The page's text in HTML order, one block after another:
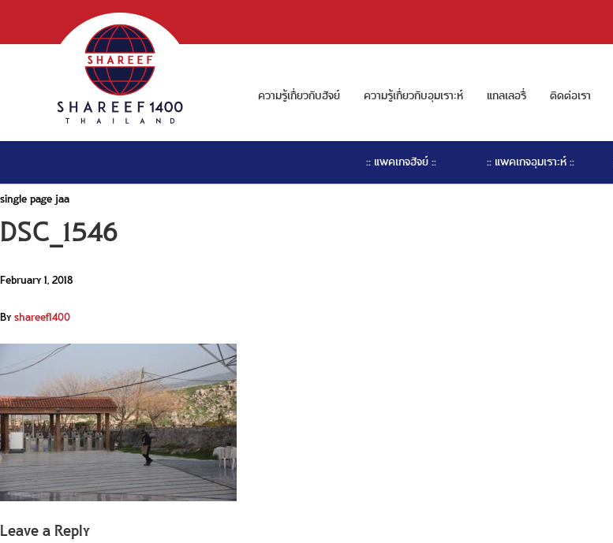
ความรู้เกี่ยวกับฮัจย์ ความรู้เกี่ยวกับอุมเราะห์ แกลเลอรี่ ติดต่อเรา
:: แพคเกจฮัจย์ :: :: แพคเกจอุมเราะห์ ::
single page jaa
DSC_1546
February 1, 2018
Byshareef1400
Leave a Reply